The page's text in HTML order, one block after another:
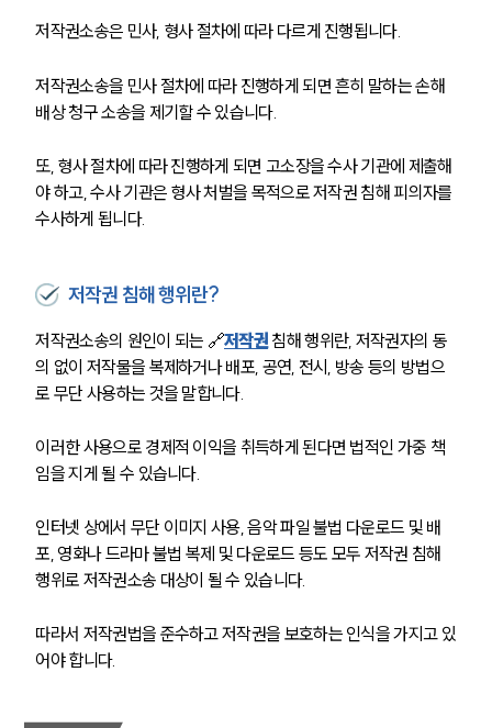
저작권소송은 민사, 형사 절차에 따라 다르게 진행됩니다.
저작권소송을 민사 절차에 따라 진행하게 되면 흔히 말하는 손해
배상 청구 소송을 제기할 수 있습니다.
또, 형사 절차에 따라 진행하게 되면 고소장을 수사 기관에 제출해
야 하고, 수사 기관은 형사 처벌을 목적으로 저작권 침해 피의자를
수사하게 됩니다.
저작권 침해 행위란?
저작권소송의 원인이 되는 🔗저작권 침해 행위란, 저작권자의 동
의 없이 저작물을 복제하거나 배포, 공연, 전시, 방송 등의 방법으
로 무단 사용하는 것을 말합니다.
이러한 사용으로 경제적 이익을 취득하게 된다면 법적인 가중 책
임을 지게 될 수 있습니다.
인터넷 상에서 무단 이미지 사용, 음악 파일 불법 다운로드 및 배
포, 영화나 드라마 불법 복제 및 다운로드 등도 모두 저작권 침해
행위로 저작권소송 대상이 될 수 있습니다.
따라서 저작권법을 준수하고 저작권을 보호하는 인식을 가지고 있
어야 합니다.